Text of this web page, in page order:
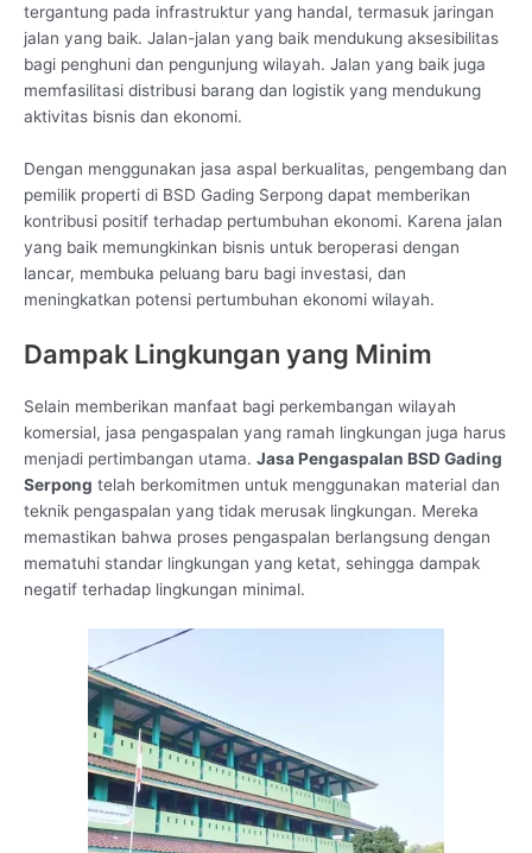
tergantung pada infrastruktur yang handal, termasuk jaringan
jalan yang baik. Jalan-jalan yang baik mendukung aksesibilitas
bagi penghuni dan pengunjung wilayah. Jalan yang baik juga
memfasilitasi distribusi barang dan logistik yang mendukung
aktivitas bisnis dan ekonomi.
Dengan menggunakan jasa aspal berkualitas, pengembang dan
pemilik properti di BSD Gading Serpong dapat memberikan
kontribusi positif terhadap pertumbuhan ekonomi. Karena jalan
yang baik memungkinkan bisnis untuk beroperasi dengan
lancar, membuka peluang baru bagi investasi, dan
meningkatkan potensi pertumbuhan ekonomi wilayah.
Dampak Lingkungan yang Minim
Selain memberikan manfaat bagi perkembangan wilayah
komersial, jasa pengaspalan yang ramah lingkungan juga harus
menjadi pertimbangan utama. Jasa Pengaspalan BSD Gading
Serpong telah berkomitmen untuk menggunakan material dan
teknik pengaspalan yang tidak merusak lingkungan. Mereka
memastikan bahwa proses pengaspalan berlangsung dengan
mematuhi standar lingkungan yang ketat, sehingga dampak
negatif terhadap lingkungan minimal.